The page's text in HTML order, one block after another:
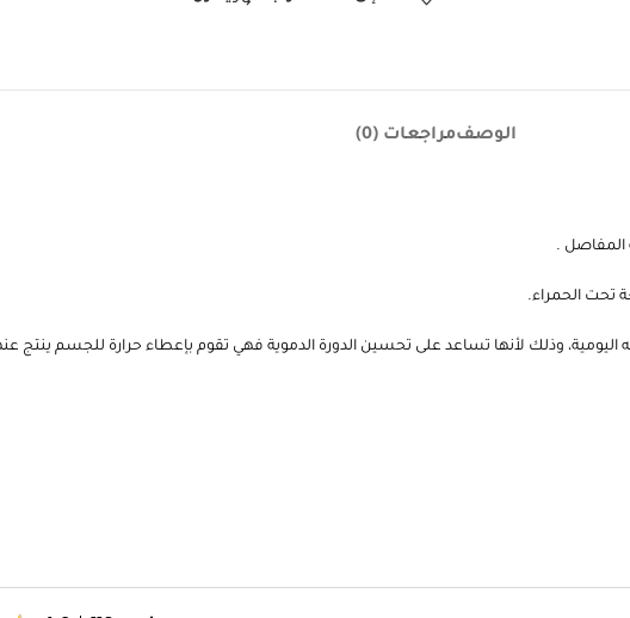
الوصفمراجعات (0)
المفاصل .
تحت الحمراء.
وذلك لأنها تساعد على تحسين الدورة الدموية فهي تقوم بإعطاء حرارة للجسم